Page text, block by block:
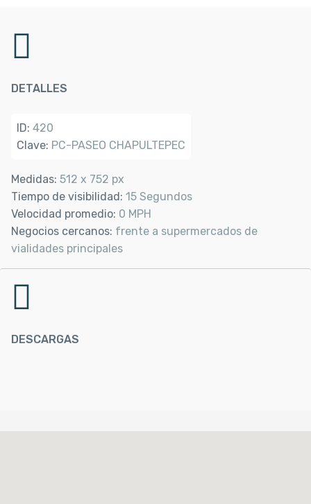
DETALLES
ID: 420
Clave: PC-PASEO CHAPULTEPEC
Medidas: 512 x 752 px
Tiempo de visibilidad: 15 Segundos
Velocidad promedio: 0 MPH
Negocios cercanos: frente a supermercados de
vialidades principales
DESCARGAS